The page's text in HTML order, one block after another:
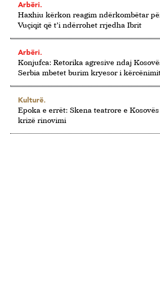
Arbëri.
Haxhiu kërkon reagim ndërkombëtar
Vuçiqit që t’i ndërrohet rrjedha Ibrit
Arbëri.
Konjufca: Retorika agresive ndaj
Serbia mbetet burim kryesor i
Kulturë.
Epoka e errët: Skena teatrore e
krizë rinovimi